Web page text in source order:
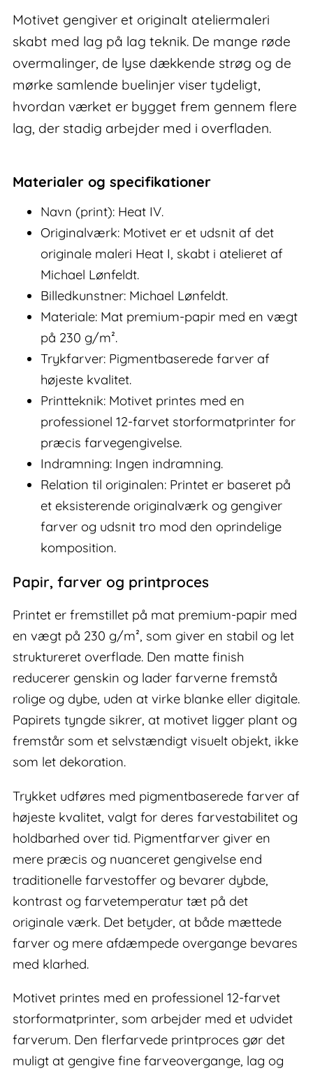
Motivet gengiver et originalt ateliermaleri
skabt med lag på lag teknik. De mange røde
overmalinger, de lyse dækkende strøg og de
mørke samlende buelinjer viser tydeligt,
hvordan værket er bygget frem gennem flere
lag, der stadig arbejder med i overfladen.
Materialer og specifikationer
Navn (print): Heat IV.
Originalværk: Motivet er et udsnit af det
originale maleri Heat I, skabt i atelieret af
Michael Lønfeldt.
Billedkunstner: Michael Lønfeldt.
Materiale: Mat premium-papir med en vægt
på 230 g/m².
Trykfarver: Pigmentbaserede farver af
højeste kvalitet.
Printteknik: Motivet printes med en
professionel 12-farvet storformatprinter for
præcis farvegengivelse.
Indramning: Ingen indramning.
Relation til originalen: Printet er baseret på
et eksisterende originalværk og gengiver
farver og udsnit tro mod den oprindelige
komposition.
Papir, farver og printproces
Printet er fremstillet på mat premium-papir med
en vægt på 230 g/m², som giver en stabil og let
struktureret overflade. Den matte finish
reducerer genskin og lader farverne fremstå
rolige og dybe, uden at virke blanke eller digitale.
Papirets tyngde sikrer, at motivet ligger plant og
fremstår som et selvstændigt visuelt objekt, ikke
som let dekoration.
Trykket udføres med pigmentbaserede farver af
højeste kvalitet, valgt for deres farvestabilitet og
holdbarhed over tid. Pigmentfarver giver en
mere præcis og nuanceret gengivelse end
traditionelle farvestoffer og bevarer dybde,
kontrast og farvetemperatur tæt på det
originale værk. Det betyder, at både mættede
farver og mere afdæmpede overgange bevares
med klarhed.
Motivet printes med en professionel 12-farvet
storformatprinter, som arbejder med et udvidet
farverum. Den flerfarvede printproces gør det
muligt at gengive fine farveovergange, lag og